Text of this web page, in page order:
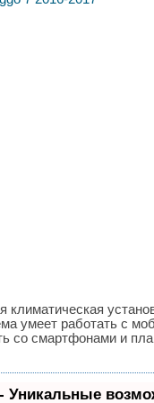
умеет работать с
со смартфонами и